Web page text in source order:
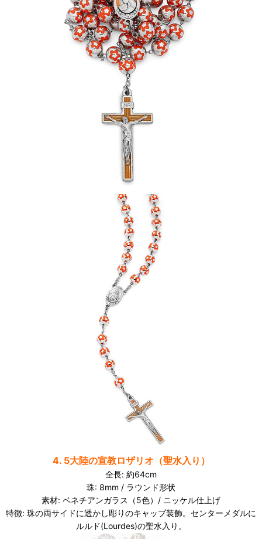
4. 5大陸の宣教ロザリオ（聖水入り）
全長: 約64cm
珠: 8mm / ラウンド形状
素材: ベネチアンガラス（5色）/ ニッケル仕上げ
特徴: 珠の両サイドに透かし彫りのキャップ装飾。センターメダルに
ルルド(Lourdes)の聖水入り。